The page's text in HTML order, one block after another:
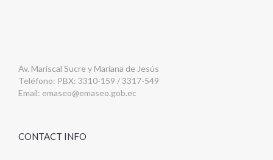
Av. Mariscal Sucre y Mariana de Jesús
Teléfono: PBX: 3310-159 / 3317-549
Email: emaseo@emaseo.gob.ec
CONTACT INFO